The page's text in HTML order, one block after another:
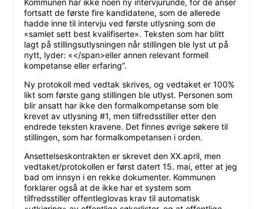
Kommunen har ikke noen ny intervjurunde, for de anser
fortsatt de første fire kandidatene, som de allerede
hadde inne til intervju ved første utlysning som de
«samlet sett best kvalifiserte». Teksten som har blitt
lagt på stillingsutlysningen når stillingen ble lyst ut på
nytt, lyder: «</span>eller annen relevant formell
kompetanse eller erfaring​”.
Ny protokoll med vedtak skrives, og vedtaket er 100%
likt som første gang stillingen ble utlyst. Personen som
blir ansatt har ikke den formalkompetanse som ble
krevet av utlysning #1, men tilfredsstiller etter den
endrede teksten kravene. Det finnes øvrige søkere til
stillingen, som har formalkompetansen i orden.
Ansettelseskontrakten er skrevet den XX.april, men
vedtaket/protokollen er først datert 15. mai, etter at jeg
bad om innsyn i en rekke dokumenter. Kommunen
forklarer også at de ikke har et system som
tilfredsstiller offentleglovas krav til automatisk